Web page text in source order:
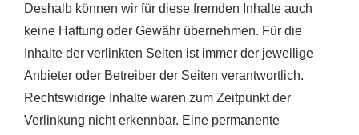
Deshalb können wir für diese fremden Inhalte auch
keine Haftung oder Gewähr übernehmen. Für die
Inhalte der verlinkten Seiten ist immer der jeweilige
Anbieter oder Betreiber der Seiten verantwortlich.
Rechtswidrige Inhalte waren zum Zeitpunkt der
Verlinkung nicht erkennbar. Eine permanente